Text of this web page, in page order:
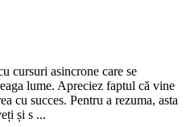
cursuri asincrone care se
lume. Apreciez faptul că vine
cu succes. Pentru a rezuma, asta
și s ...